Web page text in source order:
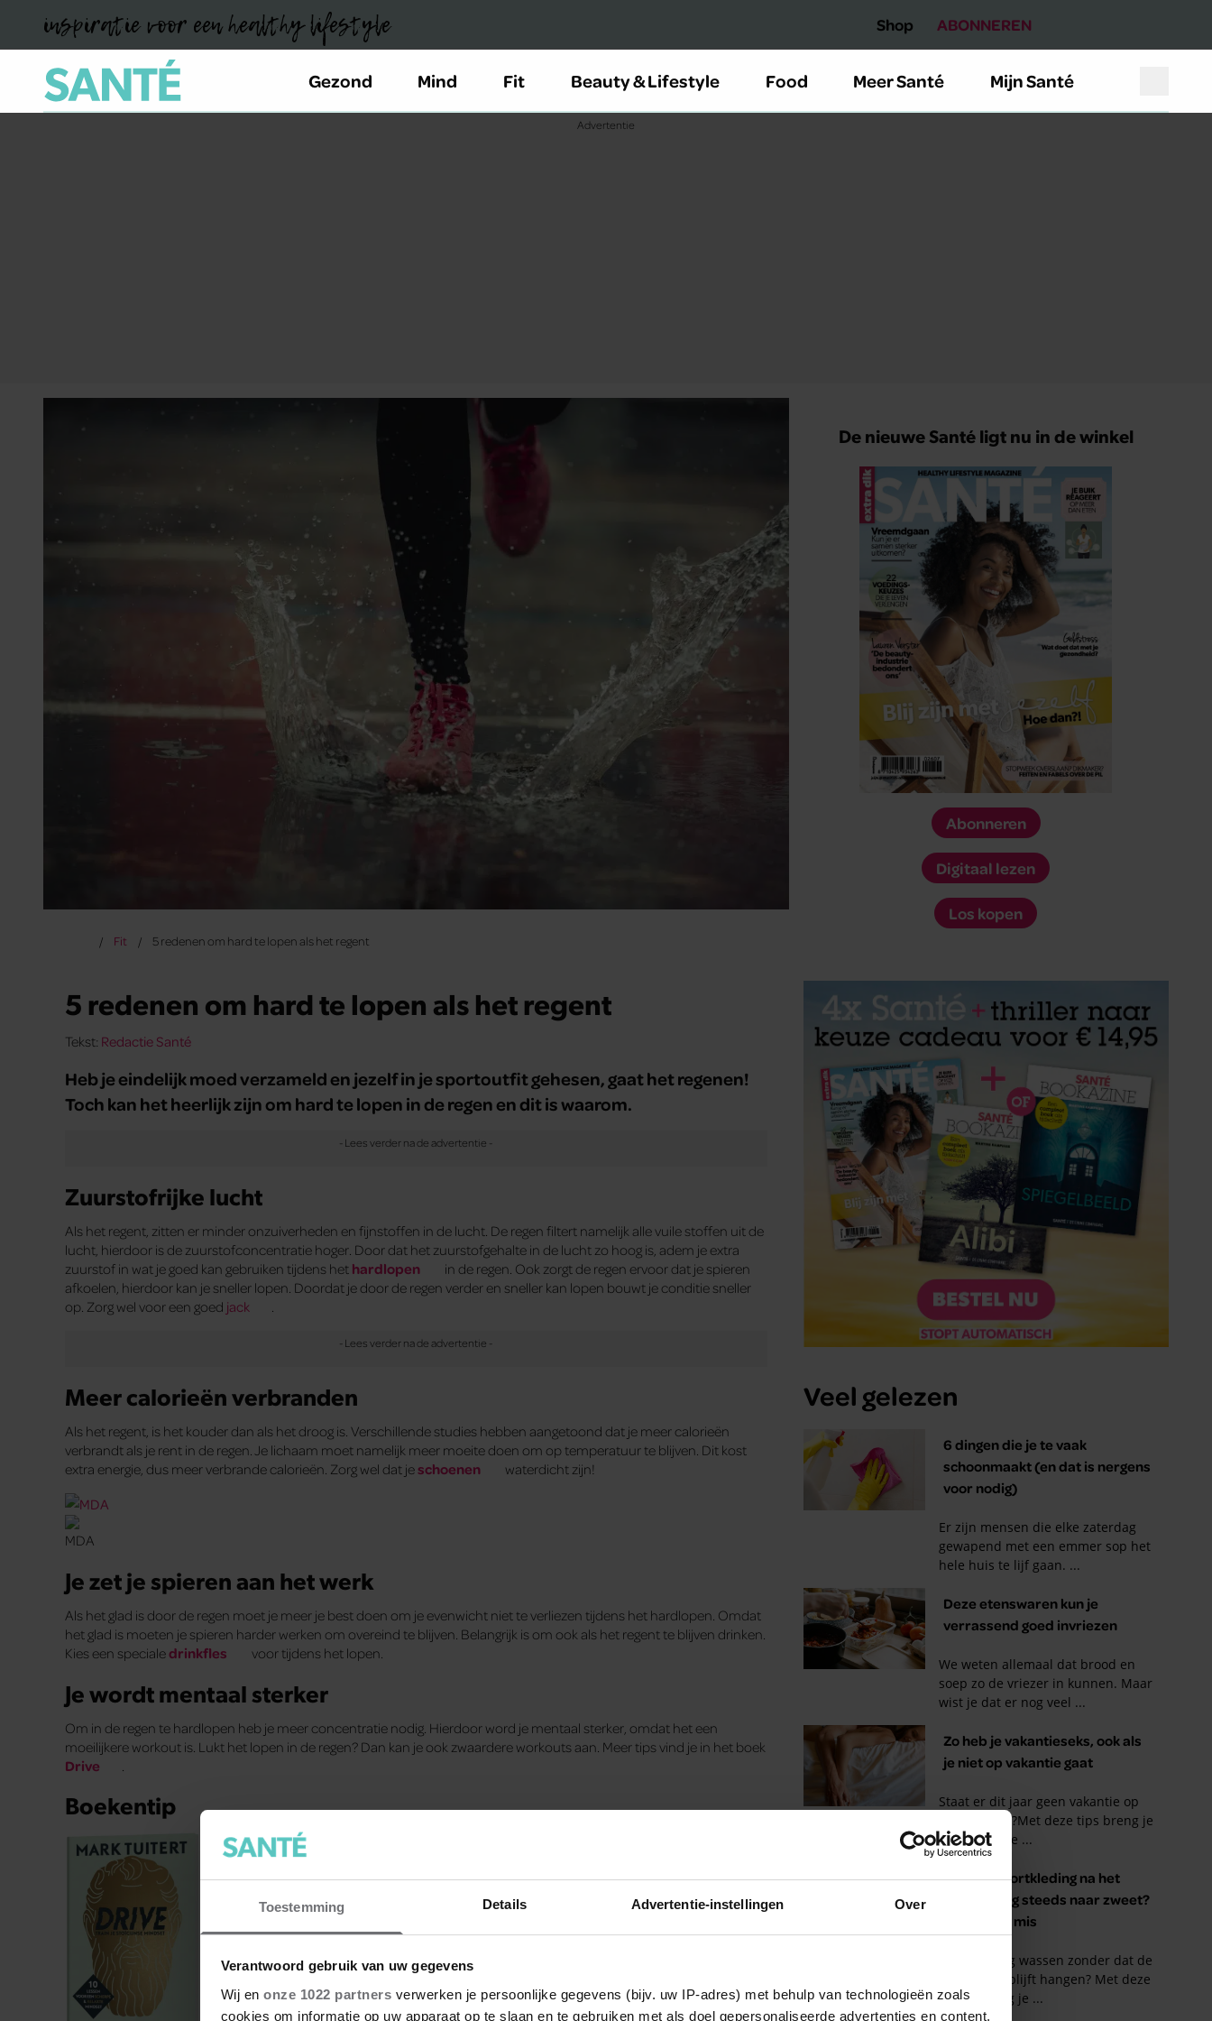
Toestemming Details Advertentie-instellingen Over
Verantwoord gebruik van uw gegevens
Wij en onze 1022 partners verwerken je persoonlijke gegevens (bijv. uw IP-adres) met behulp van technologieën zoals
cookies om informatie op uw apparaat op te slaan en te gebruiken met als doel gepersonaliseerde advertenties en content,
inspiratie voor een healthy lifestyle Shop ABONNEREN
Gezond Mind Fit Beauty & Lifestyle Food Meer Santé Mijn Santé
Fit 5 redenen om hard te lopen als het regent
5 redenen om hard te lopen als het regent
Tekst: Redactie Santé
Heb je eindelijk moed verzameld en jezelf in je sportoutfit gehesen, gaat het regenen!
Toch kan het heerlijk zijn om hard te lopen in de regen en dit is waarom.
Zuurstofrijke lucht
Als het regent, zitten er minder onzuiverheden en fijnstoffen in de lucht. De regen filtert namelijk alle vuile stoffen uit de
lucht, hierdoor is de zuurstofconcentratie hoger. Door dat het zuurstofgehalte in de lucht zo hoog is, adem je extra
zuurstof in wat je goed kan gebruiken tijdens het hardlopen
in de regen. Ook zorgt de regen ervoor dat je spieren
afkoelen, hierdoor kan je sneller lopen. Doordat je door de regen verder en sneller kan lopen bouwt je conditie sneller
op. Zorg wel voor een goed jack .
Meer calorieën verbranden
Als het regent, is het kouder dan als het droog is. Verschillende studies hebben aangetoond dat je meer calorieën
verbrandt als je rent in de regen. Je lichaam moet namelijk meer moeite doen om op temperatuur te blijven. Dit kost
extra energie, dus meer verbrande calorieën. Zorg wel dat jeschoenen waterdicht zijn!
Je zet je spieren aan het werk
Als het glad is door de regen moet je meer je best doen om je evenwicht niet te verliezen tijdens het hardlopen. Omdat
het glad is moeten je spieren harder werken om overeind te blijven. Belangrijk is om ook als het regent te blijven drinken.
Kies een specialedrinkfles voor tijdens het lopen.
Je wordt mentaal sterker
Om in de regen te hardlopen heb je meer concentratie nodig. Hierdoor word je mentaal sterker, omdat het een
moeilijkere workout is. Lukt het lopen in de regen? Dan kan je ook zwaardere workouts aan. Meer tips vind je in het boek
Drive
Boekentip
De nieuwe Santé ligt nu in de winkel
Abonneren
Digitaal lezen
Los kopen